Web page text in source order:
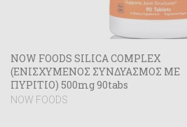
NOW FOODS SILICA COMPLEX
(ΕΝΙΣΧΥΜΕΝΟΣ ΣΥΝΔΥΑΣΜΟΣ ΜΕ
ΠΥΡΙΤΙΟ) 500mg 90tabs
NOW FOODS